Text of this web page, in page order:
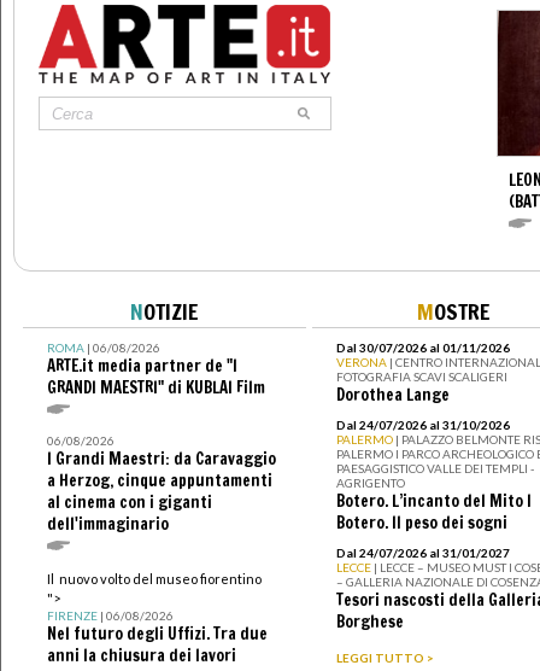
NOTIZIE
ROMA| 06/08/2026
ARTE.it media partner de "I
GRANDI MAESTRI" di KUBLAI Film
06/08/2026
I Grandi Maestri: da Caravaggio
a Herzog, cinque appuntamenti
al cinema con i giganti
dell'immaginario
Il nuovo volto del museo fiorentino
">
FIRENZE| 06/08/2026
Nel futuro degli Uffizi. Tra due
anni la chiusura dei lavori
MOSTRE
Dal 30/07/2026 al 01/11/2026
VERONA | CENTRO
FOTOGRAFIA SCAVI SCALIGERI
Dorothea Lange
Dal 24/07/2026 al 31/10/2026
PALERMO | PALAZZO BELMONTE
PALERMO I PARCO ARCHEOLOGICO
PAESAGGISTICO VALLE DEI TEMPLI -
AGRIGENTO
Botero. L’incanto del Mito I
Botero. Il peso dei sogni
Dal 24/07/2026 al 31/01/2027
LECCE | LECCE – MUSEO MUST I
– GALLERIA NAZIONALE DI
Tesori nascosti della
Borghese
LEGGI TUTTO >